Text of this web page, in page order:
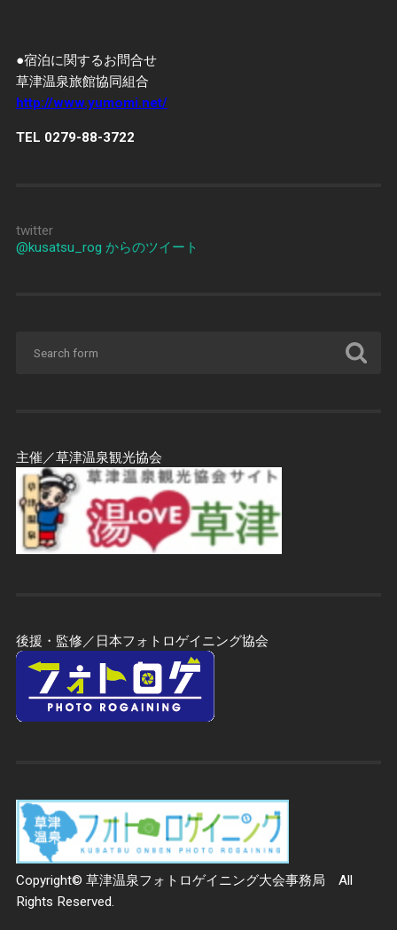
●宿泊に関するお問合せ
草津温泉旅館協同組合
http://www.yumomi.net/
TEL 0279-88-3722
twitter
@kusatsu_rog からのツイート
主催／草津温泉観光協会
後援・監修／日本フォトロゲイニング協会
Copyright© 草津温泉フォトロゲイニング大会事務局 All
Rights Reserved.